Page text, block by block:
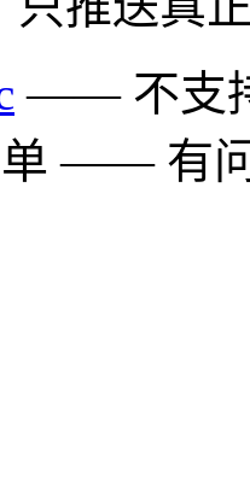
—— 不支
—— 有